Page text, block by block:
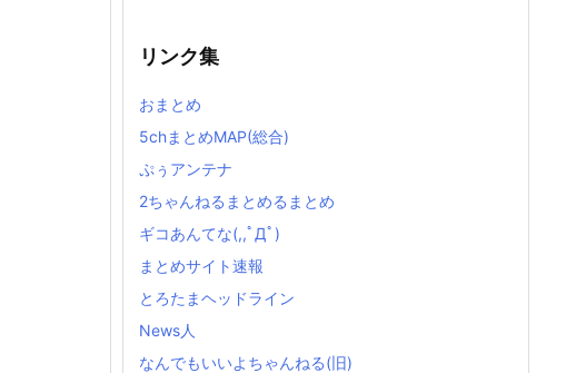
リンク集
おまとめ
5chまとめMAP(総合)
ぷぅアンテナ
2ちゃんねるまとめるまとめ
ギコあんてな(,,ﾟДﾟ)
まとめサイト速報
とろたまヘッドライン
News人
なんでもいいよちゃんねる(旧)